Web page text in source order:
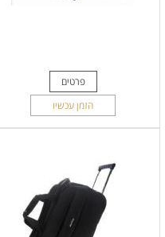
פרטים
הזמן עכשיו